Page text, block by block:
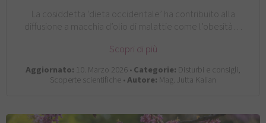
La cosiddetta ‘dieta occidentale’ ha contribuito alla
diffusione a macchia d’olio di malattie come l’obesità…
Scopri di più
Aggiornato: 10. Marzo 2026 •Categorie: Disturbi e consigli,
Scoperte scientifiche •Autore: Mag. Jutta Kalian